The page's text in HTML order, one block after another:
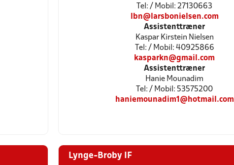
Tel: / Mobil: 27130663
lbn@larsbonielsen.com
Assistenttræner
Kaspar Kirstein Nielsen
Tel: / Mobil: 40925866
kasparkn@gmail.com
Assistenttræner
Hanie Mounadim
Tel: / Mobil: 53575200
haniemounadim1@hotmail.com
Lynge-Broby IF